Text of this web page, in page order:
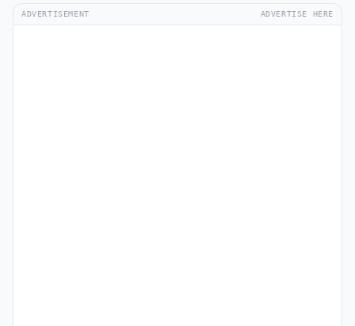
ADVERTISEMENT ADVERTISE HERE